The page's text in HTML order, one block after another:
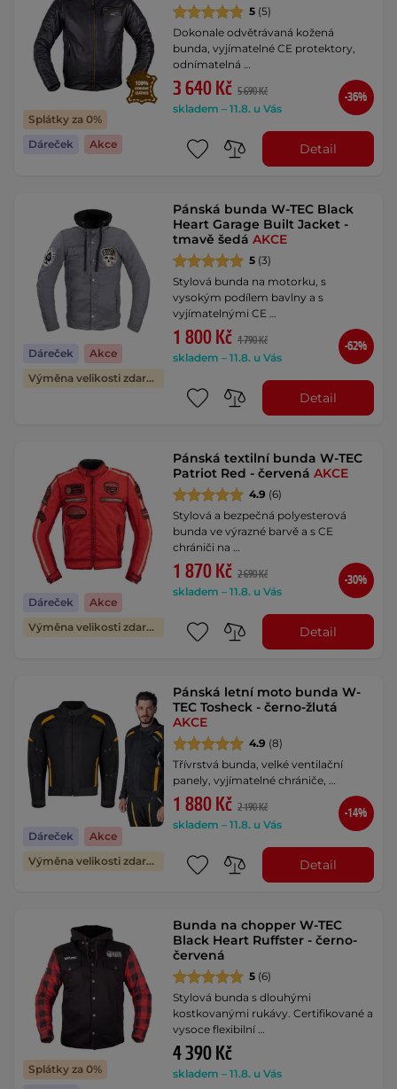
Splátky za 0%
Dáreček
Akce
5 (5)
Dokonale odvětrávaná kožená
bunda, vyjímatelné CE protektory,
odnímatelná …
3 640 Kč 5 690 Kč
skladem – 11.8. u Vás
-36%
Detail
Dáreček
Akce
Výměna velikosti zdarma
Pánská bunda W-TEC Black
Heart Garage Built Jacket -
tmavě šedáAKCE
5 (3)
Stylová bunda na motorku, s
vysokým podílem bavlny a s
vyjímatelnými CE …
1 800 Kč 4 790 Kč
skladem – 11.8. u Vás
-62%
Detail
Dáreček
Akce
Výměna velikosti zdarma
Pánská textilní bunda W-TEC
Patriot Red - červenáAKCE
4.9 (6)
Stylová a bezpečná polyesterová
bunda ve výrazné barvě a s CE
chrániči na …
1 870 Kč 2 690 Kč
skladem – 11.8. u Vás
-30%
Detail
Dáreček
Akce
Výměna velikosti zdarma
Pánská letní moto bunda W-
TEC Tosheck - černo-žlutá
AKCE
4.9 (8)
Třívrstvá bunda, velké ventilační
panely, vyjímatelné chrániče, …
1 880 Kč 2 190 Kč
skladem – 11.8. u Vás
-14%
Detail
Splátky za 0%
Bunda na chopper W-TEC
Black Heart Ruffster - černo-
červená
5 (6)
Stylová bunda s dlouhými
kostkovanými rukávy. Certifikované a
vysoce flexibilní …
4 390 Kč
skladem – 11.8. u Vás